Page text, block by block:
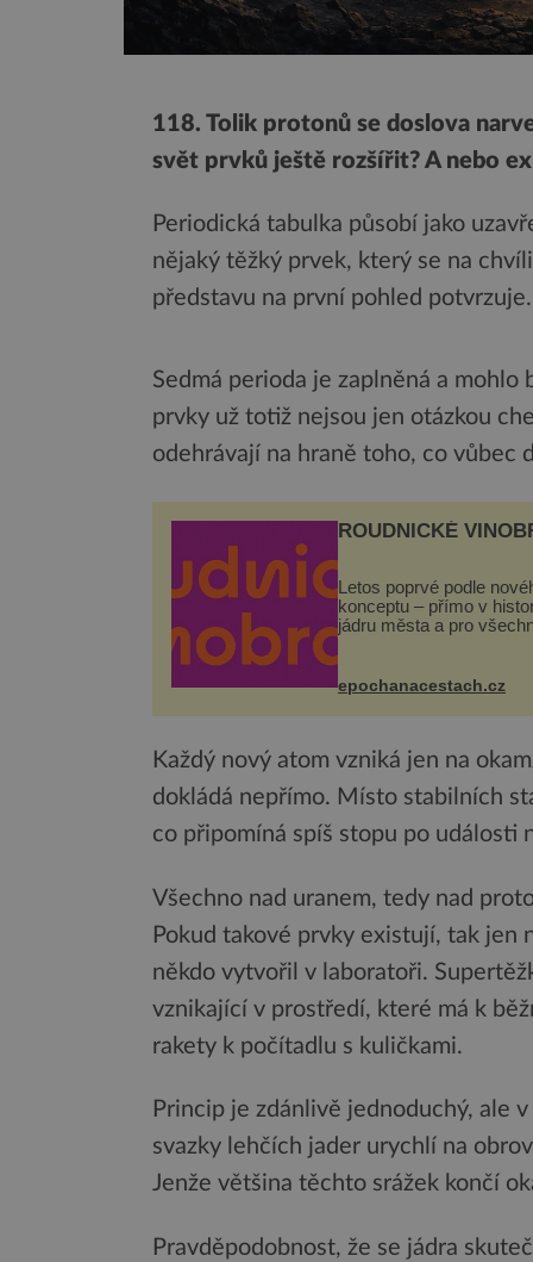
118. Tolik protonů se doslova
svět prvků ještě rozšířit? A nebo
Periodická tabulka působí jako
nějaký těžký prvek, který se na
představu na první pohled potvrzuje.
Sedmá perioda je zaplněná a
prvky už totiž nejsou jen otázkou
odehrávají na hraně toho, co vůbec
ROUDNICKÉ
Letos poprvé podle
konceptu – přímo v
jádru města a pro
Husově náměstí.
se mohou těšit na víno,
pes...
epochanacestach.cz
Každý nový atom vzniká jen na
dokládá nepřímo. Místo stabilních
co připomíná spíš stopu po události
Všechno nad uranem, tedy nad
Pokud takové prvky existují, tak jen
někdo vytvořil v laboratoři.
vznikající v prostředí, které má k
rakety k počítadlu s kuličkami.
Princip je zdánlivě jednoduchý, ale
svazky lehčích jader urychlí na
Jenže většina těchto srážek končí
Pravděpodobnost, že se jádra